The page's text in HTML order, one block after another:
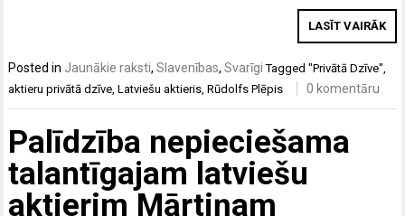
LASĪT VAIRĀK
Posted in Jaunākie raksti,Slavenības,Svarīgi Tagged"Privātā Dzīve"
aktieru privātā dzīve ,Latviešu aktieris ,Rūdolfs Plēpis 0 komentāru
Palīdzība nepieciešama
talantīgajam latviešu
aktierim Mārtiņam